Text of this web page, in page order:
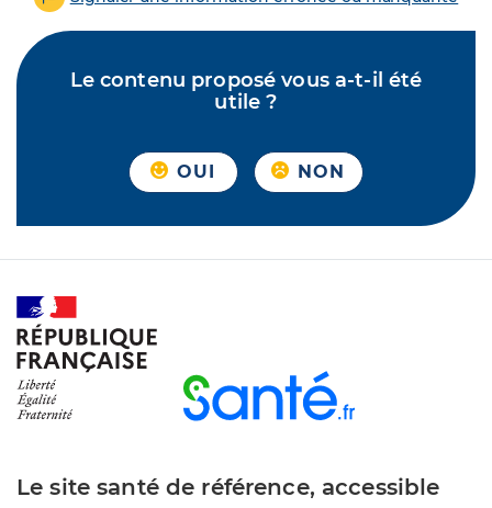
Le contenu proposé vous a-t-il été
utile ?
OUI NON
Le site santé de référence, accessible